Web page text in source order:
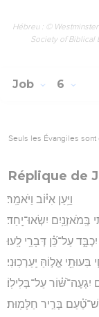
Hébreu : ©
Society of Biblical
Job 6
Seuls les Évangiles
Réplique de
וַיַּ֥עַן אִיּ֗וֹב וַיֹּאמַֽר׃
בְּֽמֹאזְנַ֥יִם יִשְׂאוּ־יָֽחַד׃
עַל־כֵּ֝֗ן דְּבָרַ֥י לָֽעוּ׃
אֱל֣וֹהַּ יַֽעַרְכֽוּנִי׃
עַל־בְּלִילֽוֹ׃
בְּרִ֣יר חַלָּמֽוּת׃